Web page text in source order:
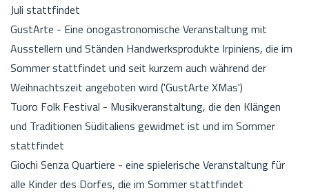
Juli stattfindet
GustArte - Eine önogastronomische Veranstaltung mit
Ausstellern und Ständen Handwerksprodukte Irpiniens, die im
Sommer stattfindet und seit kurzem auch während der
Weihnachtszeit angeboten wird ('GustArte XMas')
Tuoro Folk Festival - Musikveranstaltung, die den Klängen
und Traditionen Süditaliens gewidmet ist und im Sommer
stattfindet
Giochi Senza Quartiere - eine spielerische Veranstaltung für
alle Kinder des Dorfes, die im Sommer stattfindet